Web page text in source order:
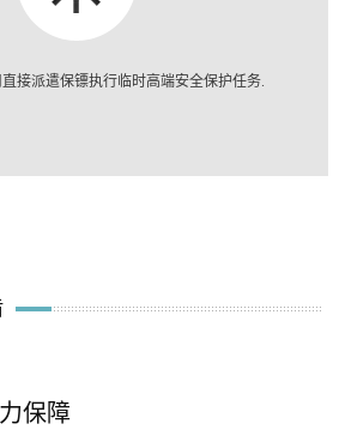
接派遣保镖执行临时高端安全保护任务.
保障